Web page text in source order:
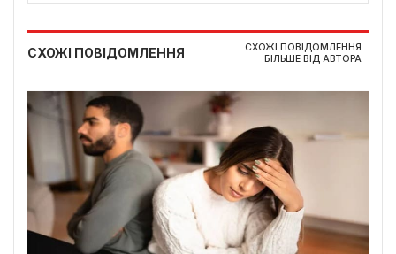
СХОЖІ ПОВІДОМЛЕННЯ
СХОЖІ ПОВІДОМЛЕННЯ
БІЛЬШЕ ВІД АВТОРА